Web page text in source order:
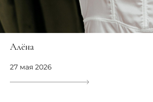
Алёна
27 мая 2026